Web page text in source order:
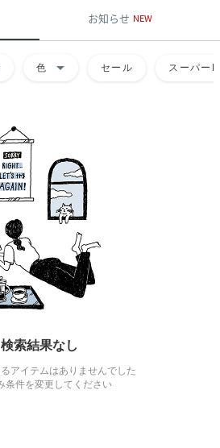
お知らせ NEW
色 arrow_drop_down セール スーパー
検索結果なし
アイテムはありませんでした
条件を変更してください